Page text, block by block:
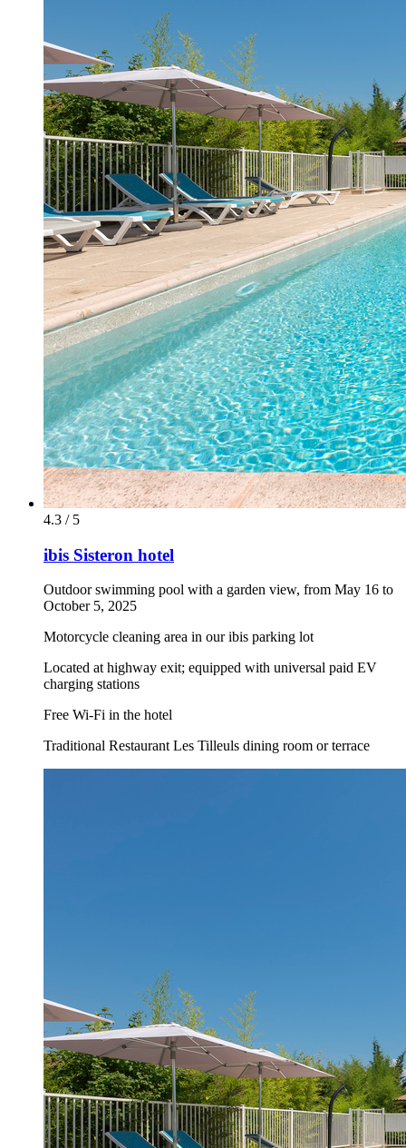
4.3 / 5
ibis Sisteron hotel
Outdoor swimming pool with a garden view, from May 16 to
October 5, 2025
Motorcycle cleaning area in our ibis parking lot
Located at highway exit; equipped with universal paid EV
charging stations
Free Wi-Fi in the hotel
Traditional Restaurant Les Tilleuls dining room or terrace